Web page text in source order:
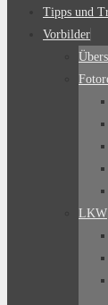
Tipps und
Vorbilder
LKW